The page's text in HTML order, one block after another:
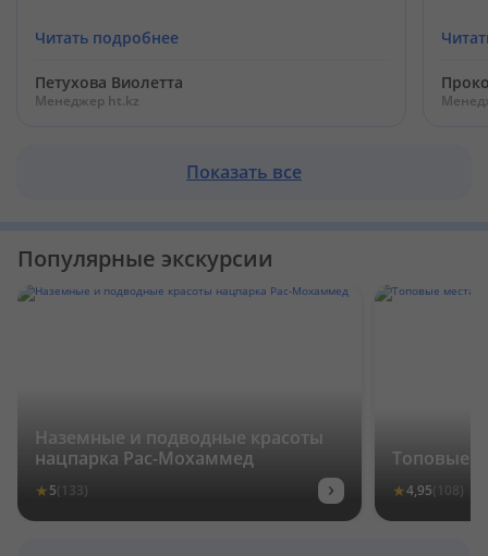
Читать подробнее
Петухова Виолетта
Менеджер ht.kz
Показать все
Популярные экскурсии
Наземные и подводные красоты
нацпарка Рас-Мохаммед
★5(133) ›
Топовые
★4,95 (108)